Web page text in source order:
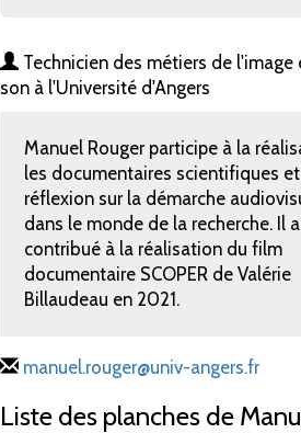
Technicien des métiers de l'image
son à l'Université d'Angers
Manuel Rouger participe à la
les documentaires scientifiques
réflexion sur la démarche
dans le monde de la recherche. Il a
contribué à la réalisation du film
documentaire SCOPER de Valérie
Billaudeau en 2021.
manuel.rouger@univ-angers.fr
Liste des planches de